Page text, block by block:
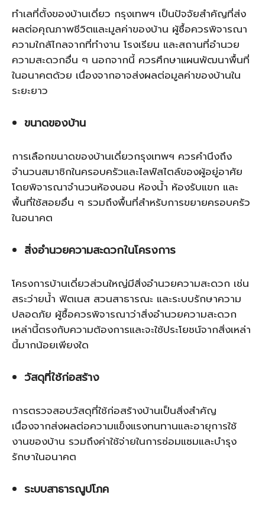
ทำเลที่ตั้งของบ้านเดี่ยว กรุงเทพฯ เป็นปัจจัยสำคัญที่ส่ง
ผลต่อคุณภาพชีวิตและมูลค่าของบ้าน ผู้ซื้อควรพิจารณา
ความใกล้ไกลจากที่ทำงาน โรงเรียน และสถานที่อำนวย
ความสะดวกอื่น ๆ นอกจากนี้ ควรศึกษาแผนพัฒนาพื้นที่
ในอนาคตด้วย เนื่องจากอาจส่งผลต่อมูลค่าของบ้านใน
ระยะยาว
ขนาดของบ้าน
การเลือกขนาดของบ้านเดี่ยวกรุงเทพฯ ควรคำนึงถึง
จำนวนสมาชิกในครอบครัวและไลฟ์สไตล์ของผู้อยู่อาศัย
โดยพิจารณาจำนวนห้องนอน ห้องน้ำ ห้องรับแขก และ
พื้นที่ใช้สอยอื่น ๆ รวมถึงพื้นที่สำหรับการขยายครอบครัว
ในอนาคต
สิ่งอำนวยความสะดวกในโครงการ
โครงการบ้านเดี่ยวส่วนใหญ่มีสิ่งอำนวยความสะดวก เช่น
สระว่ายน้ำ ฟิตเนส สวนสาธารณะ และระบบรักษาความ
ปลอดภัย ผู้ซื้อควรพิจารณาว่าสิ่งอำนวยความสะดวก
เหล่านี้ตรงกับความต้องการและจะใช้ประโยชน์จากสิ่งเหล่า
นี้มากน้อยเพียงใด
วัสดุที่ใช้ก่อสร้าง
การตรวจสอบวัสดุที่ใช้ก่อสร้างบ้านเป็นสิ่งสำคัญ
เนื่องจากส่งผลต่อความแข็งแรงทนทานและอายุการใช้
งานของบ้าน รวมถึงค่าใช้จ่ายในการซ่อมแซมและบำรุง
รักษาในอนาคต
ระบบสาธารณูปโภค